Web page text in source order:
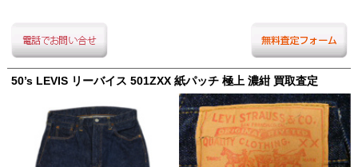
50’s LEVIS リーバイス 501ZXX 紙パッチ 極上 濃紺 買取査定